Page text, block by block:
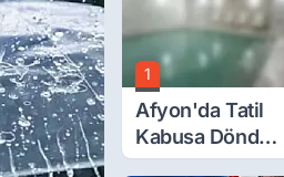
1
Afyon'da Tatil
Kabusa Döndü,
Acı Son!